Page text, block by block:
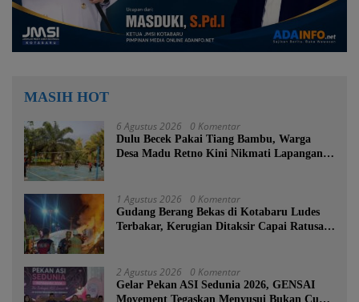
MASIH HOT
6 Agustus 2026 0 Komentar
Dulu Becek Pakai Tiang Bambu, Warga
Desa Madu Retno Kini Nikmati Lapangan
1 Agustus 2026 0 Komentar
Gudang Berang Bekas di Kotabaru Ludes
Terbakar, Kerugian Ditaksir Capai Ratusan
2 Agustus 2026 0 Komentar
Gelar Pekan ASI Sedunia 2026, GENSAI
Movement Tegaskan Menyusui Bukan Cuma